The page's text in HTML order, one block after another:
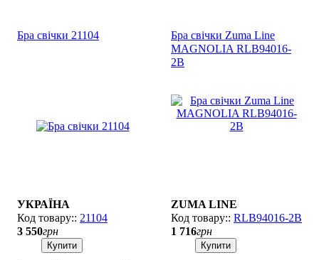
Бра свічки 21104
УКРАЇНА
21104
3 550грн
Купити
Бра свічки Zuma Line
MAGNOLIA RLB94016-
2B
ZUMA LINE
RLB94016-2B
1 716грн
Купити